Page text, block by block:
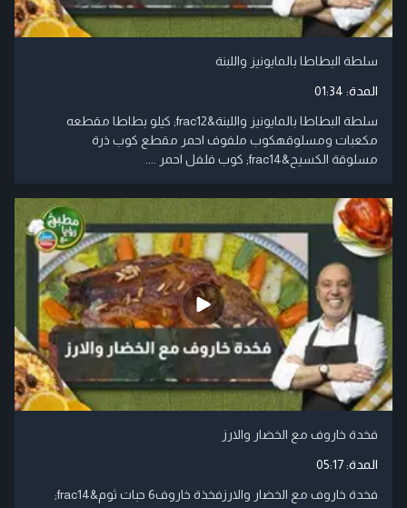
سلطة البطاطا بالمايونيز واللبنة
المدة: 01:34
سلطة البطاطا بالمايونيز واللبنة&frac12; كيلو بطاطا مقطعه
مكعبات ومسلوقهكوب ملفوف احمر مقطع كوب ذرة
مسلوقة الكسيح&frac14; كوب فلفل احمر ....
فخدة خاروف مع الخضار والارز
المدة:05:17
فخدة خاروف مع الخضار والارزفخذة خاروف6 حبات ثوم&frac14;